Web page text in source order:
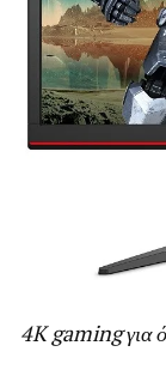
4K gamingγια